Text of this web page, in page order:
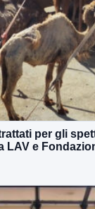
per gli
LAV e